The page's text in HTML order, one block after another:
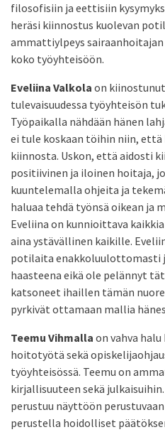
filosofisiin ja eettisiin
heräsi kiinnostus kuolevan
ammattiylpeys
koko työyhteisöön.
Eveliina Valkola on
tulevaisuudessa työyhteisön
Työpaikalla nähdään hänen
ei tule koskaan töihin niin,
kiinnosta. Uskon, että aidosti
positiivinen ja iloinen hoitaja,
kuuntelemalla ohjeita ja
haluaa tehdä työnsä oikean ja
Eveliina on kunnioittava
aina ystävällinen kaikille.
potilaita enakkoluulottomasti
haasteena eikä ole pelännyt
katsoneet ihaillen tämän
pyrkivät ottamaan mallia
Teemu Vihmalla on vahva
hoitotyötä sekä
työyhteisössä. Teemu on
kirjallisuuteen sekä
perustuu näyttöön
perustella hoidolliset